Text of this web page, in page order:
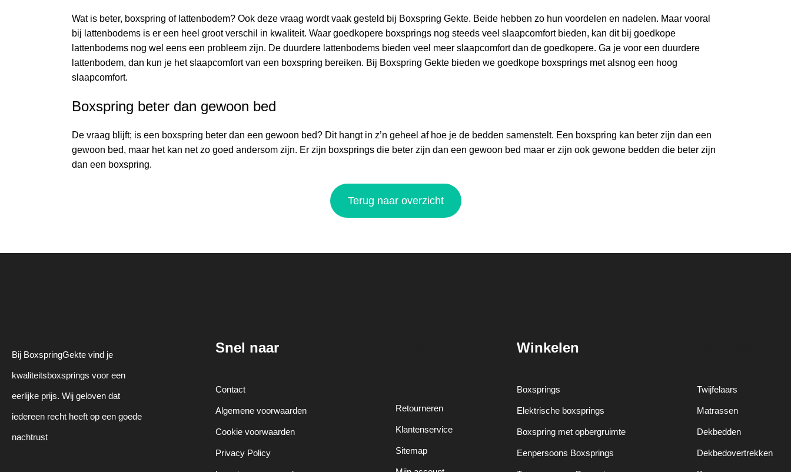
Wat is beter, boxspring of lattenbodem? Ook deze vraag wordt vaak gesteld bij Boxspring Gekte. Beide hebben zo hun voordelen en nadelen. Maar vooral
bij lattenbodems is er een heel groot verschil in kwaliteit. Waar goedkopere boxsprings nog steeds veel slaapcomfort bieden, kan dit bij goedkope
lattenbodems nog wel eens een probleem zijn. De duurdere lattenbodems bieden veel meer slaapcomfort dan de goedkopere. Ga je voor een duurdere
lattenbodem, dan kun je het slaapcomfort van een boxspring bereiken. Bij Boxspring Gekte bieden we goedkope boxsprings met alsnog een hoog
slaapcomfort.
Boxspring beter dan gewoon bed
De vraag blijft; is een boxspring beter dan een gewoon bed? Dit hangt in z’n geheel af hoe je de bedden samenstelt. Een boxspring kan beter zijn dan een
gewoon bed, maar het kan net zo goed andersom zijn. Er zijn boxsprings die beter zijn dan een gewoon bed maar er zijn ook gewone bedden die beter zijn
dan een boxspring.
Terug naar overzicht
Bij BoxspringGekte vind je
kwaliteitsboxsprings voor een
eerlijke prijs. Wij geloven dat
iedereen recht heeft op een goede
nachtrust
Snel naar
Contact
Algemene voorwaarden
Cookie voorwaarden
Privacy Policy
Retourneren
Klantenservice
Sitemap
Winkelen
Boxsprings
Elektrische boxsprings
Boxspring met opbergruimte
Eenpersoons Boxsprings
Twijfelaars
Matrassen
Dekbedden
Dekbedovertrekken